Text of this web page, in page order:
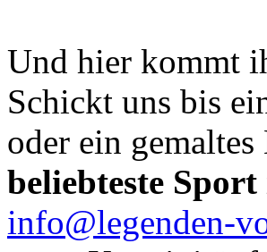
Und hier kommt
Schickt uns bis
oder ein
beliebteste
info@legenden-